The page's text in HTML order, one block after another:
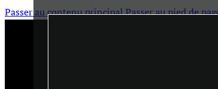
Passer au contenu principalPasser au pied de